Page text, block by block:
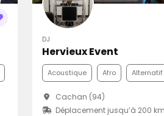
DJ
Hervieux Event
Acoustique Afro Alternatif
Cachan (94)
Déplacement jusqu’à 200